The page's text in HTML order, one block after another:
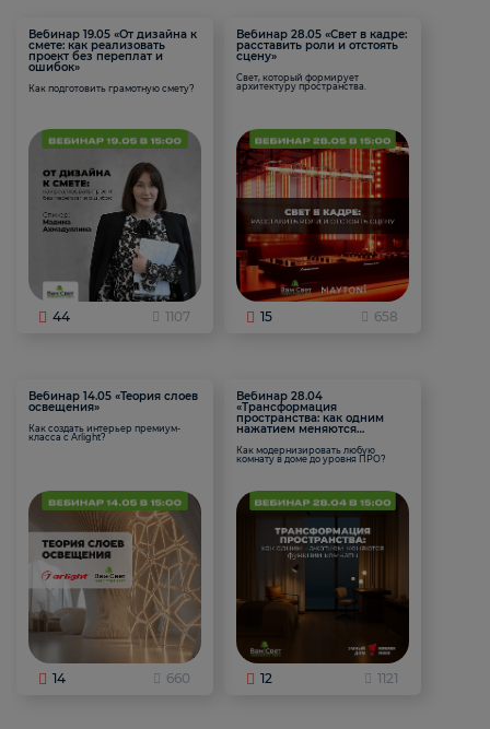
Вебинар 19.05 «От дизайна к
смете: как реализовать
проект без переплат и
ошибок»
Как подготовить грамотную смету?
44 1107
Вебинар 28.05 «Свет в кадре:
расставить роли и отстоять
сцену»
Свет, который формирует
архитектуру пространства.
15 658
Вебинар 14.05 «Теория слоев
освещения»
Как создать интерьер премиум-
класса с Arlight?
14 660
Вебинар 28.04
«Трансформация
пространства: как одним
нажатием меняются
Как модернизировать любую
комнату в доме до уровня ПРО?
12 1121